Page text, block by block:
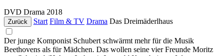
DVD Drama 2018
Zurück Start Film & TV Drama Das Dreimäderlhaus
Der junge Komponist Schubert schwärmt mehr für die Musik
Beethovens als für Mädchen. Das wollen seine vier Freunde Moritz